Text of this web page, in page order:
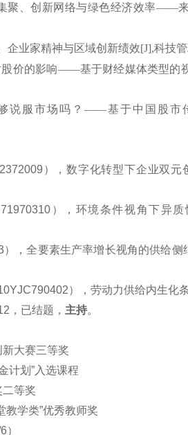
聚、创新网络与绿色经济效率——
企业家精神与区域创新绩效[J],科技
价的影响——基于财经媒体类型的
说服市场吗？ ——基于中国股市
） ，数字化转型下企业双元
71970310 ） ， 环境条件视角下异
） ，全要素生产率增长视角的供给侧
） ， 劳动力供给内生化
， 已结题 ， 主持。
大赛三等奖
计划”入选课程
等奖
教学类”优秀教师奖